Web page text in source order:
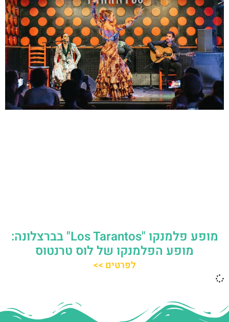
מופע פלמנקו "Los Tarantos" בברצלונה:
מופע הפלמנקו של לוס טרנטוס
לפרטים >>